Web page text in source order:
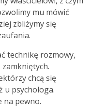
mu mówić
zbliżymy się
technikę rozmowy,
chcą się
u psychologa.
na pewno.